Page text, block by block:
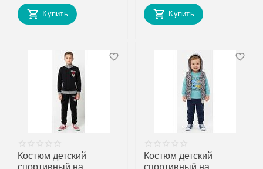
прямого поставщика
Купить
прямого поставщика
Купить
Костюм детский
Костюм детский